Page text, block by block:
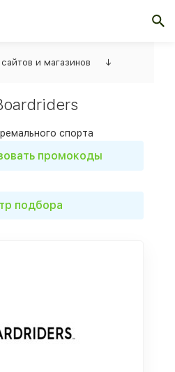
и магазинов ↓
спорта
промокоды
подбора